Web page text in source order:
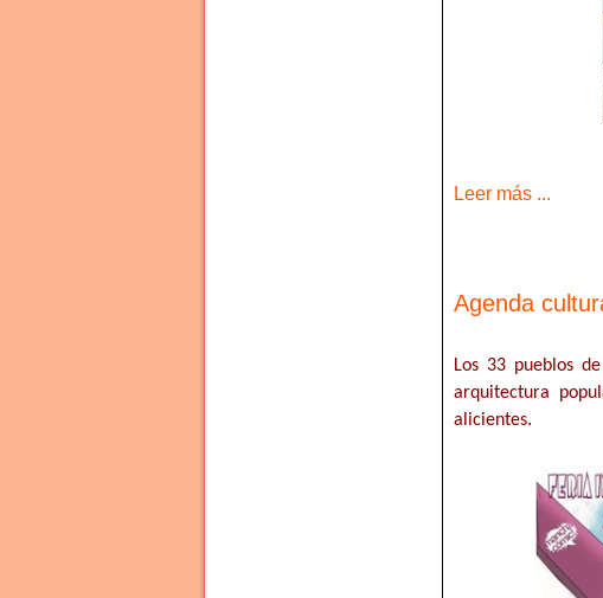
Leer más ...
Agenda
Los 33 pueblos
arquitectura
alicientes.